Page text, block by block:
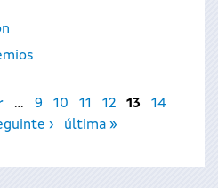
… 9 10 11 12 13
14
› última »